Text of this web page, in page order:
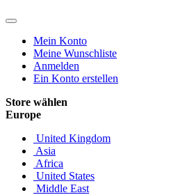
Mein Konto
Meine Wunschliste
Anmelden
Ein Konto erstellen
Store wählen
Europe
United Kingdom
Asia
Africa
United States
Middle East